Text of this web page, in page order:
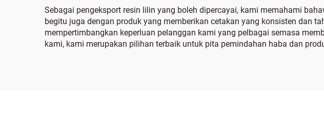
Sebagai pengeksport resin lilin yang boleh dipercayai, kami memahami
begitu juga dengan produk yang memberikan cetakan yang konsisten dan
mempertimbangkan keperluan pelanggan kami yang pelbagai semasa
kami, kami merupakan pilihan terbaik untuk pita pemindahan haba dan